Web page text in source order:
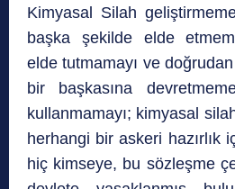
Kimyasal Silah
başka şekilde elde
elde tutmamayı ve
bir başkasına
kullanmamayı; kimyasal
herhangi bir askeri hazırlık
hiç kimseye, bu sözleşme